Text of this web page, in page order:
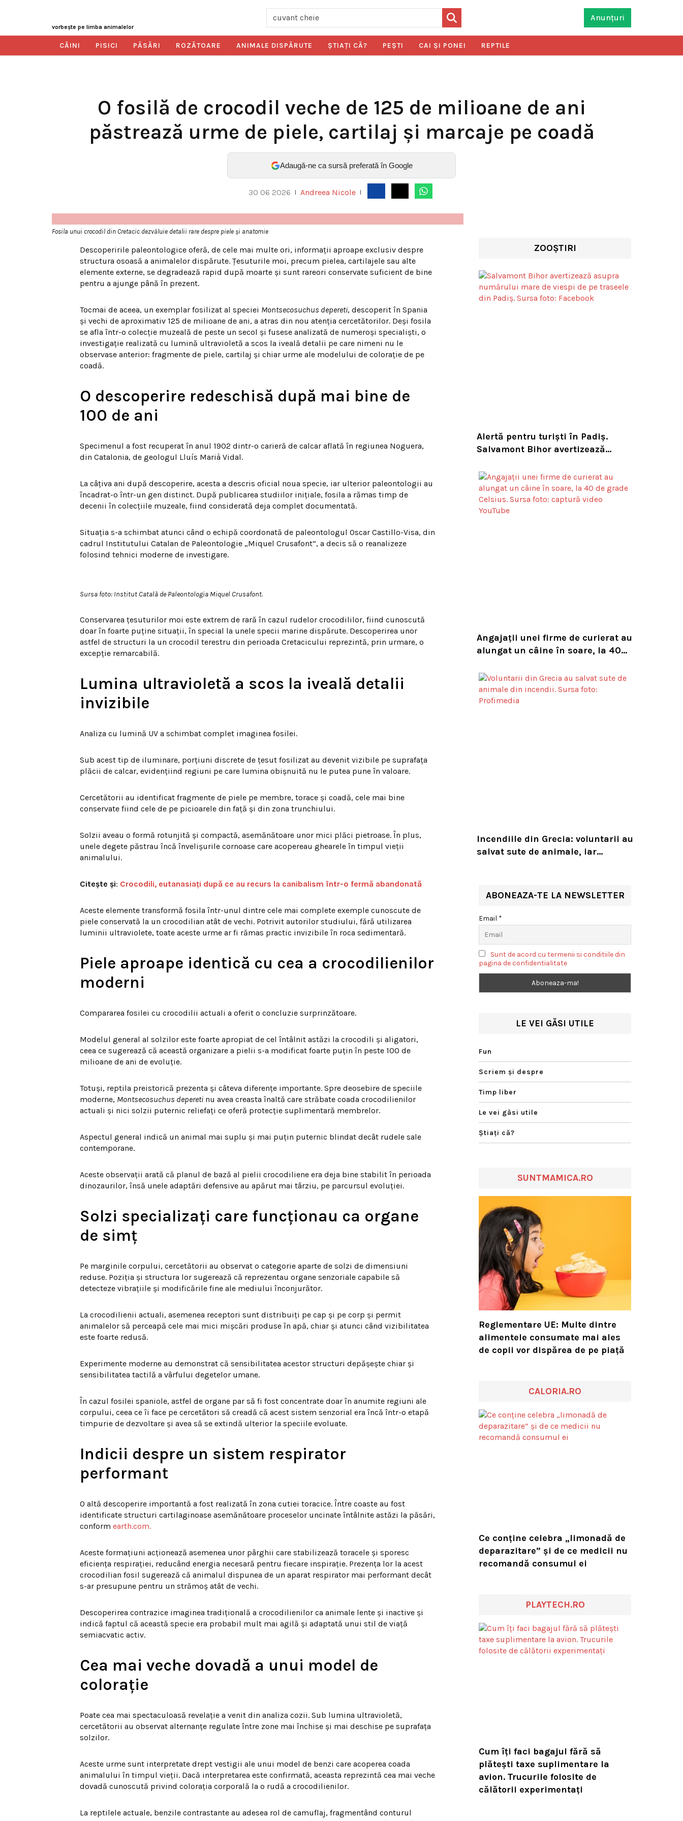
vorbeşte pe limba animalelor
Anunțuri
CÂINI PISICI PĂSĂRI ROZĂTOARE ANIMALE DISPĂRUTE ŞTIAŢI CĂ? PEŞTI CAI ŞI PONEI REPTILE
O fosilă de crocodil veche de 125 de milioane de ani
păstrează urme de piele, cartilaj și marcaje pe coadă
Adaugă-ne ca sursă preferată în Google
30 06 2026 Andreea Nicole
Fosila unui crocodil din Cretacic dezvăluie detalii rare despre piele și anatomie
Descoperirile paleontologice oferă, de cele mai multe ori, informații aproape exclusiv despre
structura osoasă a animalelor dispărute. Țesuturile moi, precum pielea, cartilajele sau alte
elemente externe, se degradează rapid după moarte și sunt rareori conservate suficient de bine
pentru a ajunge până în prezent.
Tocmai de aceea, un exemplar fosilizat al speciei Montsecosuchus depereti, descoperit în Spania
și vechi de aproximativ 125 de milioane de ani, a atras din nou atenția cercetătorilor. Deși fosila
se afla într-o colecție muzeală de peste un secol și fusese analizată de numeroși specialiști, o
investigație realizată cu lumină ultravioletă a scos la iveală detalii pe care nimeni nu le
observase anterior: fragmente de piele, cartilaj și chiar urme ale modelului de colorație de pe
coadă.
O descoperire redeschisă după mai bine de
100 de ani
Specimenul a fost recuperat în anul 1902 dintr-o carieră de calcar aflată în regiunea Noguera,
din Catalonia, de geologul Lluís Marià Vidal.
La câțiva ani după descoperire, acesta a descris oficial noua specie, iar ulterior paleontologii au
încadrat-o într-un gen distinct. După publicarea studiilor inițiale, fosila a rămas timp de
decenii în colecțiile muzeale, fiind considerată deja complet documentată.
Situația s-a schimbat atunci când o echipă coordonată de paleontologul Oscar Castillo-Visa, din
cadrul Institutului Catalan de Paleontologie „Miquel Crusafont”, a decis să o reanalizeze
folosind tehnici moderne de investigare.
Sursa foto: Institut Català de Paleontologia Miquel Crusafont.
Conservarea țesuturilor moi este extrem de rară în cazul rudelor crocodililor, fiind cunoscută
doar în foarte puține situații, în special la unele specii marine dispărute. Descoperirea unor
astfel de structuri la un crocodil terestru din perioada Cretacicului reprezintă, prin urmare, o
excepție remarcabilă.
Lumina ultravioletă a scos la iveală detalii
invizibile
Analiza cu lumină UV a schimbat complet imaginea fosilei.
Sub acest tip de iluminare, porțiuni discrete de țesut fosilizat au devenit vizibile pe suprafața
plăcii de calcar, evidențiind regiuni pe care lumina obișnuită nu le putea pune în valoare.
Cercetătorii au identificat fragmente de piele pe membre, torace și coadă, cele mai bine
conservate fiind cele de pe picioarele din față și din zona trunchiului.
Solzii aveau o formă rotunjită și compactă, asemănătoare unor mici plăci pietroase. În plus,
unele degete păstrau încă învelișurile cornoase care acopereau ghearele în timpul vieții
animalului.
Citește și: Crocodili, eutanasiați după ce au recurs la canibalism într-o fermă abandonată
Aceste elemente transformă fosila într-unul dintre cele mai complete exemple cunoscute de
piele conservată la un crocodilian atât de vechi. Potrivit autorilor studiului, fără utilizarea
luminii ultraviolete, toate aceste urme ar fi rămas practic invizibile în roca sedimentară.
Piele aproape identică cu cea a crocodilienilor
moderni
Compararea fosilei cu crocodilii actuali a oferit o concluzie surprinzătoare.
Modelul general al solzilor este foarte apropiat de cel întâlnit astăzi la crocodili și aligatori,
ceea ce sugerează că această organizare a pielii s-a modificat foarte puțin în peste 100 de
milioane de ani de evoluție.
Totuși, reptila preistorică prezenta și câteva diferențe importante. Spre deosebire de speciile
moderne, Montsecosuchus depereti nu avea creasta înaltă care străbate coada crocodilienilor
actuali și nici solzii puternic reliefați ce oferă protecție suplimentară membrelor.
Aspectul general indică un animal mai suplu și mai puțin puternic blindat decât rudele sale
contemporane.
Aceste observații arată că planul de bază al pielii crocodiliene era deja bine stabilit în perioada
dinozaurilor, însă unele adaptări defensive au apărut mai târziu, pe parcursul evoluției.
Solzi specializați care funcționau ca organe
de simț
Pe marginile corpului, cercetătorii au observat o categorie aparte de solzi de dimensiuni
reduse. Poziția și structura lor sugerează că reprezentau organe senzoriale capabile să
detecteze vibrațiile și modificările fine ale mediului înconjurător.
La crocodilienii actuali, asemenea receptori sunt distribuiți pe cap și pe corp și permit
animalelor să perceapă cele mai mici mișcări produse în apă, chiar și atunci când vizibilitatea
este foarte redusă.
Experimente moderne au demonstrat că sensibilitatea acestor structuri depășește chiar și
sensibilitatea tactilă a vârfului degetelor umane.
În cazul fosilei spaniole, astfel de organe par să fi fost concentrate doar în anumite regiuni ale
corpului, ceea ce îi face pe cercetători să creadă că acest sistem senzorial era încă într-o etapă
timpurie de dezvoltare și avea să se extindă ulterior la speciile evoluate.
Indicii despre un sistem respirator
performant
O altă descoperire importantă a fost realizată în zona cutiei toracice. Între coaste au fost
identificate structuri cartilaginoase asemănătoare proceselor uncinate întâlnite astăzi la păsări,
conform earth.com.
Aceste formațiuni acționează asemenea unor pârghii care stabilizează toracele și sporesc
eficiența respirației, reducând energia necesară pentru fiecare inspirație. Prezența lor la acest
crocodilian fosil sugerează că animalul dispunea de un aparat respirator mai performant decât
s-ar presupune pentru un strămoș atât de vechi.
Descoperirea contrazice imaginea tradițională a crocodilienilor ca animale lente și inactive și
indică faptul că această specie era probabil mult mai agilă și adaptată unui stil de viață
semiacvatic activ.
Cea mai veche dovadă a unui model de
colorație
Poate cea mai spectaculoasă revelație a venit din analiza cozii. Sub lumina ultravioletă,
cercetătorii au observat alternanțe regulate între zone mai închise și mai deschise pe suprafața
solzilor.
Aceste urme sunt interpretate drept vestigii ale unui model de benzi care acoperea coada
animalului în timpul vieții. Dacă interpretarea este confirmată, aceasta reprezintă cea mai veche
dovadă cunoscută privind colorația corporală la o rudă a crocodilienilor.
La reptilele actuale, benzile contrastante au adesea rol de camuflaj, fragmentând conturul
ZOOȘTIRI
Alertă pentru turiști în Padiș.
Salvamont Bihor avertizează
de pe trasee
Angajații unei firme de curierat au
alungat un câine în soare, la 40
concediat și caută acum animalul
Incendiile din Grecia: voluntarii au
salvat sute de animale, iar
ABONEAZA-TE LA NEWSLETTER
Email *
Sunt de acord cu termenii si conditiile din
pagina de confidentialitate
LE VEI GĂSI UTILE
Fun
Scriem şi despre
Timp liber
Le vei găsi utile
Ştiaţi că?
SUNTMAMICA.RO
Reglementare UE: Multe dintre
alimentele consumate mai ales
de copii vor dispărea de pe piață
CALORIA.RO
Ce conține celebra „limonadă de
deparazitare” și de ce medicii nu
recomandă consumul ei
PLAYTECH.RO
Cum îți faci bagajul fără să
plătești taxe suplimentare la
avion. Trucurile folosite de
călătorii experimentați